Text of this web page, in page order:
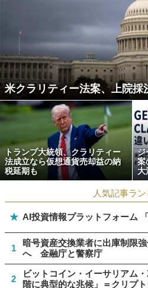
米クラリティー法案、上院採
トランプ大統領、クラリティー
法成立なら仮想通貨売却益の納
税延期も
ジ
案
大
人気記事ラ
★ AI投資情報プラットフォーム
1
暗号資産交換業者に出庫制限
へ 金融庁と警察庁
2
ビットコイン・イーサリアム
階に典型的な兆候」＝クリプト